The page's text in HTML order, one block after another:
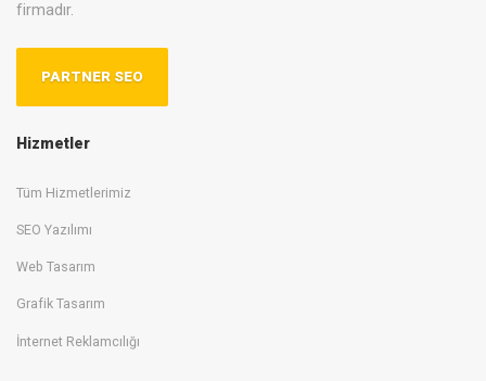
firmadır.
PARTNER SEO
Hizmetler
Tüm Hizmetlerimiz
SEO Yazılımı
Web Tasarım
Grafik Tasarım
İnternet Reklamcılığı